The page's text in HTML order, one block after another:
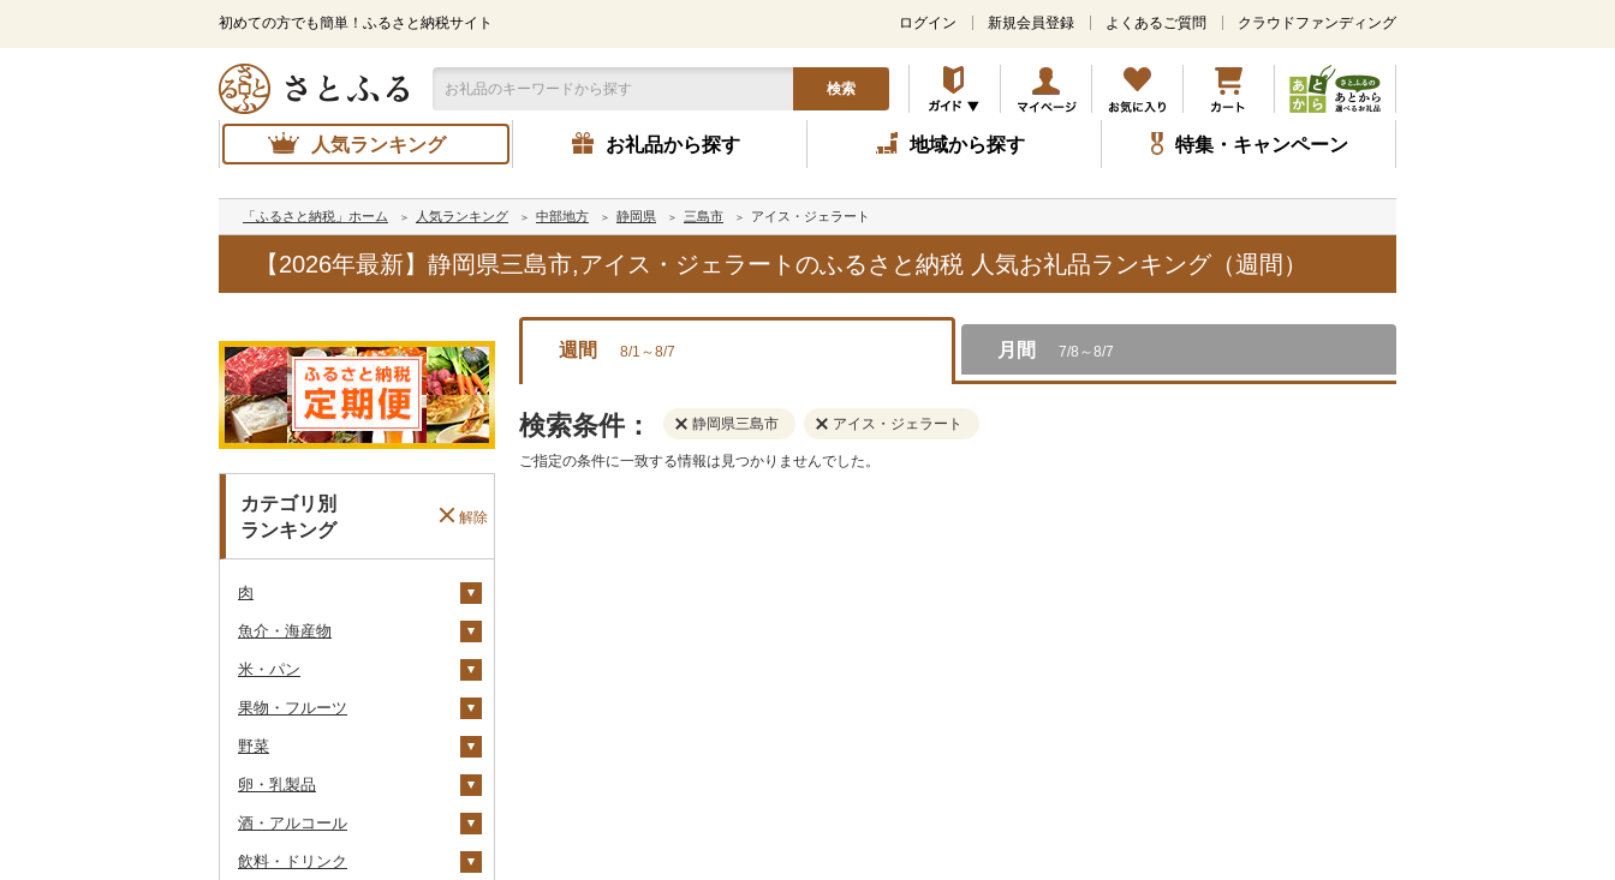
初めての方でも簡単！ふるさと納税サイト
メ
ン
コ
ン
テ
ツ
キ
ッ
プ
ログイン 新規会員登録 よくあるご質問 クラウドファンディング
検索
人気ランキング お礼品から探す 地域から探す 特集・キャンペーン
「ふるさと納税」ホーム 人気ランキング 中部地方 静岡県 三島市 アイス・ジェラート
【2026年最新】静岡県三島市,アイス・ジェラートのふるさと納税 人気お礼品ランキング（週間）
カテゴリ別
ランキング
解除
肉
牛肉（精肉）
ステーキ
すき焼き
焼肉
牛タン
和牛
牛肉（加工品）
ハンバーグ
ローストビーフ
ビーフジャーキー
その他牛肉（加工品）
豚肉（精肉）
すき焼き
しゃぶしゃぶ
焼肉
豚肉（加工品）
ハンバーグ
もつ鍋
ハム
鶏肉
鶏肉（精肉）
ハム・ソーセージ
鹿肉
馬肉
魚介・海産物
カニ
ズワイガニ
毛ガニ
かにしゃぶ
その他カニ
エビ
ボタンエビ
伊勢海老
その他エビ
いくら
うに
明太子・たらこ
明太子
その他魚卵
米・パン
米
無洗米
玄米
金芽米
雑穀
餅
その他穀物加工品
パン
果物・フルーツ
ぶどう・マスカット
巨峰
ナガノパープル
ピオーネ
いちご
りんご
もも
野菜
いも
じゃがいも
さつまいも
トマト
フルーツトマト
玉ねぎ
卵・乳製品
卵
チーズ
酒・アルコール
ビール・発泡酒
飲料・ドリンク
週間 8/1～8/7 月間 7/8～8/7
検索条件： 静岡県三島市 アイス・ジェラート
ご指定の条件に一致する情報は見つかりませんでした。